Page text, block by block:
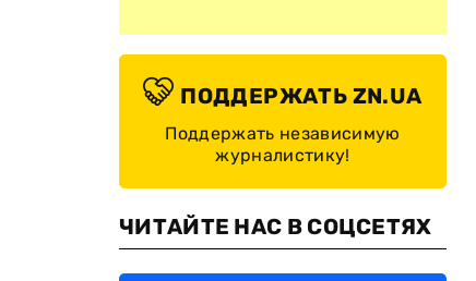
ПОДДЕРЖАТЬ ZN.UA
Поддержать независимую
журналистику!
ЧИТАЙТЕ НАС В СОЦСЕТЯХ